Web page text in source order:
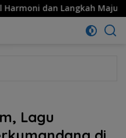
Langkah Maju MPM
Lagu